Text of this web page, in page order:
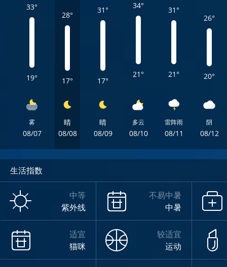
33°
19°
雾
08/07
28°
17°
晴
08/08
31°
17°
晴
08/09
34°
21°
多云
08/10
31°
21°
雷阵雨
08/11
26°
20°
阴
08/12
生活指数
中等
紫外线
不易中暑
中暑
适宜
猫咪
较适宜
运动